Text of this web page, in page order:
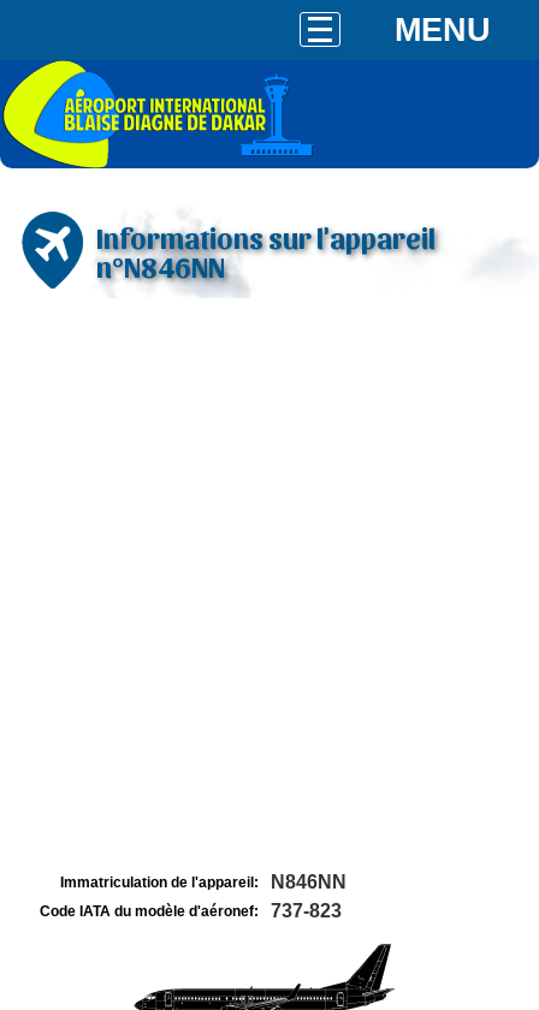
MENU
Informations sur l'appareil
n°N846NN
Immatriculation de l'appareil: N846NN
Code IATA du modèle d'aéronef: 737-823